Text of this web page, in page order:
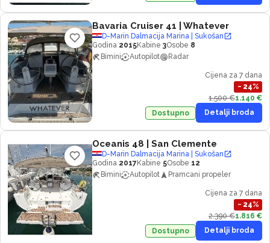
Bavaria Cruiser 41 | Whatever
D-Marin Dalmacija Marina | Sukošan
Godina 2015Kabine 3Osobe 8
Bimini
Autopilot Radar
Cijena za 7 dana
− 24%
1.500 €1.140 €
Dostupno
Detalji broda
Oceanis 48 | San Clemente
D-Marin Dalmacija Marina | Sukošan
Godina 2017Kabine 5Osobe 12
Bimini
Autopilot Pramcani propeler
Cijena za 7 dana
− 24%
2.390 €1.816 €
Dostupno
Detalji broda